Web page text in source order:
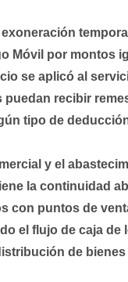
exoneración
Móvil por montos
se aplicó al
recibir
tipo de
y el
la continuidad
con puntos de
el flujo de caja de
de